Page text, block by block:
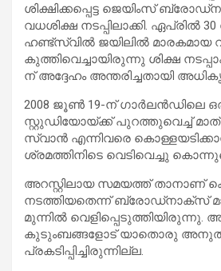
ശിക്ഷിക്കപ്പെട്ട ജെയിംസ്
വധശിക്ഷ നടപ്പിലാക്കി. ഏപ്രിൽ
ഹണ്ട്സ്‌വിൽ ജയിലിൽ മാരകമായ
കുത്തിവെച്ചായിരുന്നു ശിക്ഷ
ന് അദ്ദേഹം അന്തരിച്ചതായി
2008 ജൂൺ 19-ന് ഗാർലൻഡിലെ
സ്റ്റുഡിയോയ്ക്ക് പുറത്തുവെച്ച്
സ്വാൻ എന്നിവരെ
ശ്രമത്തിനിടെ വെടിവെച്ചു
അറസ്റ്റിലായ സമയത്ത് താനാണ്
നടത്തിയതെന്ന് ബ്രോഡ്‌നാക്‌സ്
മുന്നിൽ വെളിപ്പെടുത്തിയിരുന്നു.
കുടുംബങ്ങളോട് യാതൊരു
പ്രകടിപ്പിച്ചിരുന്നില്ല.